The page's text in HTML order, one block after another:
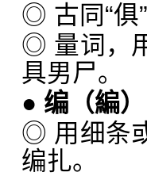
◎ 古同“俱
◎ 量词，
具男尸。
● 编 （編）
◎ 用细条
编扎。